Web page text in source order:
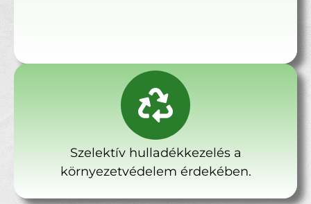
Szelektív hulladékkezelés a
környezetvédelem érdekében.